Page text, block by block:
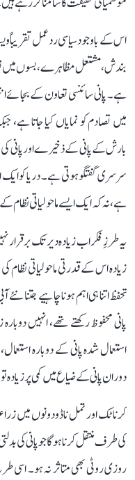
اس کے باوجود سیاسی ردعمل تقریباً
بندش، مشتعل مظاہرے، بسوں میں توڑ
ہے۔ پانی سائنسی تعاون کے بجائے
میں تصادم کو نمایاں کیا جاتا ہے،
بارش کے پانی کے ذخیرے اور
سرسری گفتگو ہوتی ہے۔ دریا کو ایک
ہے، نہ کہ ایک ایسے ماحولیاتی
یہ طرزِ فکر اب زیادہ دیر تک برقرار
زیادہ اس کے قدرتی ماحولیاتی نظام کی
تحفظ اتنا ہی اہم ہونا چاہیے جتنا نئے
پانی محفوظ رکھتے تھے، انہیں
استعمال شدہ پانی کے دوبارہ
دوران پانی کے ضیاع میں کمی پر زیادہ
کرناٹک اور تمل ناڈو دونوں میں
کی طرف منتقل کرنا ہوگا جو پانی کی
روزی روٹی بھی متاثر نہ ہو۔ اسی